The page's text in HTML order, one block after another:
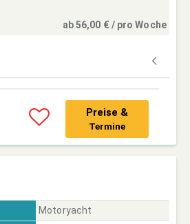
ab 56,00 € / pro Woche
Preise &
Termine
Motoryacht